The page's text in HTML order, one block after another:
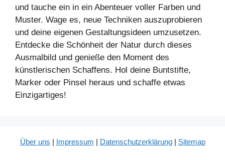
und tauche ein in ein Abenteuer voller Farben und
Muster. Wage es, neue Techniken auszuprobieren
und deine eigenen Gestaltungsideen umzusetzen.
Entdecke die Schönheit der Natur durch dieses
Ausmalbild und genieße den Moment des
künstlerischen Schaffens. Hol deine Buntstifte,
Marker oder Pinsel heraus und schaffe etwas
Einzigartiges!
Über uns | Impressum | Datenschutzerklärung| Sitemap